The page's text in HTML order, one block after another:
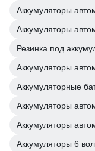
Аккумуляторы
Аккумуляторы
Резинка под
Аккумуляторы
Аккумуляторные
Аккумуляторы
Аккумуляторы
Аккумуляторы 6